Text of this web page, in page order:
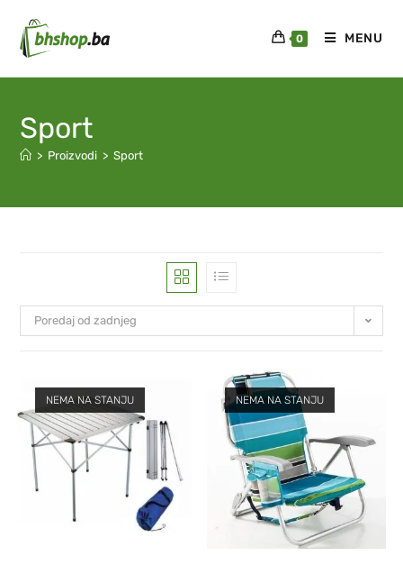
0 MENU
Sport
> Proizvodi > Sport
Poredaj od zadnjeg
NEMA NA STANJU NEMA NA STANJU